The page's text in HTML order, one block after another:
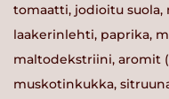
tomaatti, jodioitu suola,
laakerinlehti, paprika,
maltodekstriini, aromit
muskotinkukka,